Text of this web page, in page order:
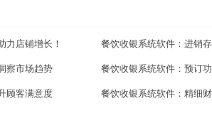
力店铺增长！ 餐饮收银系统软件：进销
察市场趋势 餐饮收银系统软件：预订
顾客满意度 餐饮收银系统软件：精细